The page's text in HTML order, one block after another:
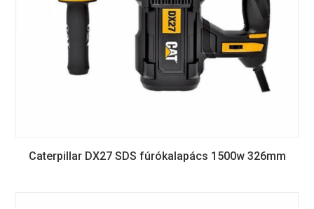
Caterpillar DX27 SDS fúrókalapács 1500w 326mm